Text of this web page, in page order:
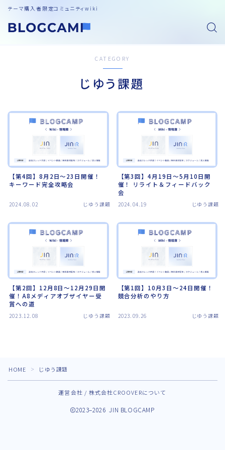
テーマ購入者限定コミュニティwiki
CATEGORY
じゆう課題
【第4回】8月2日～23日開催！
キーワード完全攻略会
2024.08.02 じゆう課題
【第3回】4月19日～5月10日開
催！ リライト＆フィードバック
会
2024.04.19 じゆう課題
【第2回】12月8日～12月29日開
催！A8メディアオブザイヤー受
賞への道
2023.12.08 じゆう課題
【第1回】10月3日～24日開催！
競合分析のやり方
2023.09.26 じゆう課題
HOME ＞ じゆう課題
運営会社 / 株式会社CROOVERについて
2023–2026 JIN BLOGCAMP